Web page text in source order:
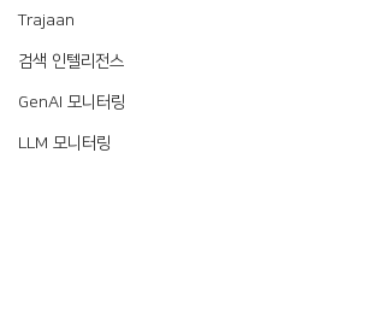
Trajaan
검색 인텔리전스
GenAI 모니터링
LLM 모니터링